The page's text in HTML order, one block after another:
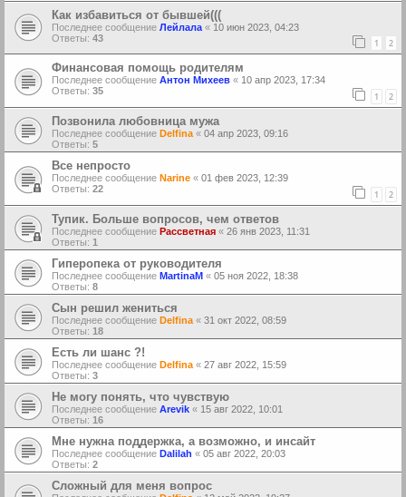
Как избавиться от бывшей(((
Последнее сообщение Лейлала « 10 июн 2023, 04:23
Ответы: 43 1 2
Финансовая помощь родителям
Последнее сообщение Антон Михеев « 10 апр 2023, 17:34
Ответы: 35 1 2
Позвонила любовница мужа
Последнее сообщение Delfina « 04 апр 2023, 09:16
Ответы: 5
Все непросто
Последнее сообщение Narine « 01 фев 2023, 12:39
Ответы: 22 1 2
Тупик. Больше вопросов, чем ответов
Последнее сообщение Рассветная « 26 янв 2023, 11:31
Ответы: 1
Гиперопека от руководителя
Последнее сообщение MartinaM « 05 ноя 2022, 18:38
Ответы: 8
Сын решил жениться
Последнее сообщение Delfina « 31 окт 2022, 08:59
Ответы: 18
Есть ли шанс ?!
Последнее сообщение Delfina « 27 авг 2022, 15:59
Ответы: 3
Не могу понять, что чувствую
Последнее сообщение Arevik « 15 авг 2022, 10:01
Ответы: 16
Мне нужна поддержка, а возможно, и инсайт
Последнее сообщение Dalilah « 05 авг 2022, 20:03
Ответы: 2
Сложный для меня вопрос